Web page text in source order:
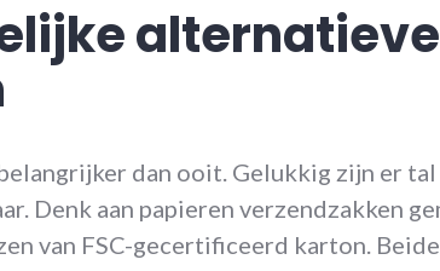
dan ooit. Gelukkig zijn er
Denk aan papieren verzendzakken
van FSC-gecertificeerd karton.